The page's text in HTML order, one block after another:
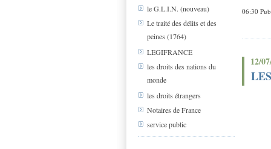
le G.L.I.N. (nouveau)
Le traité des délits et des
peines (1764)
LEGIFRANCE
les droits des nations du
monde
les droits étrangers
Notaires de France
service public
06:30
12/